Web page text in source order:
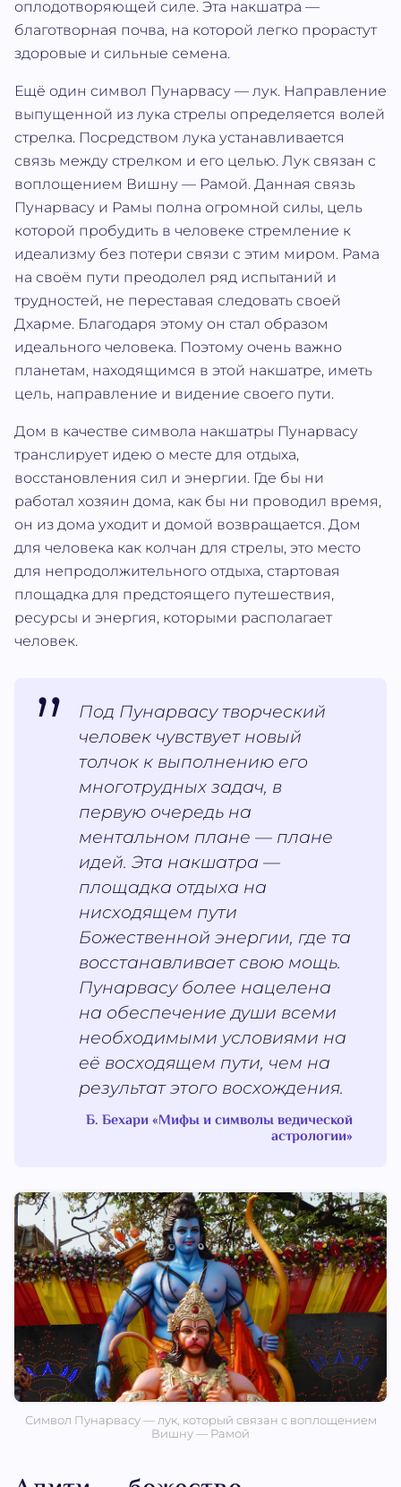
оплодотворяющей силе. Эта накшатра —
благотворная почва, на которой легко прорастут
здоровые и сильные семена.
Ещё один символ Пунарвасу — лук. Направление
выпущенной из лука стрелы определяется волей
стрелка. Посредством лука устанавливается
связь между стрелком и его целью. Лук связан с
воплощением Вишну — Рамой. Данная связь
Пунарвасу и Рамы полна огромной силы, цель
которой пробудить в человеке стремление к
идеализму без потери связи с этим миром. Рама
на своём пути преодолел ряд испытаний и
трудностей, не переставая следовать своей
Дхарме. Благодаря этому он стал образом
идеального человека. Поэтому очень важно
планетам, находящимся в этой накшатре, иметь
цель, направление и видение своего пути.
Дом в качестве символа накшатры Пунарвасу
транслирует идею о месте для отдыха,
восстановления сил и энергии. Где бы ни
работал хозяин дома, как бы ни проводил время,
он из дома уходит и домой возвращается. Дом
для человека как колчан для стрелы, это место
для непродолжительного отдыха, стартовая
площадка для предстоящего путешествия,
ресурсы и энергия, которыми располагает
человек.
Под Пунарвасу творческий
человек чувствует новый
толчок к выполнению его
многотрудных задач, в
первую очередь на
ментальном плане — плане
идей. Эта накшатра —
площадка отдыха на
нисходящем пути
Божественной энергии, где та
восстанавливает свою мощь.
Пунарвасу более нацелена
на обеспечение души всеми
необходимыми условиями на
её восходящем пути, чем на
результат этого восхождения.
Б. Бехари «Мифы и символы ведической
астрологии»
Символ Пунарвасу — лук, который связан с воплощением
Вишну — Рамой